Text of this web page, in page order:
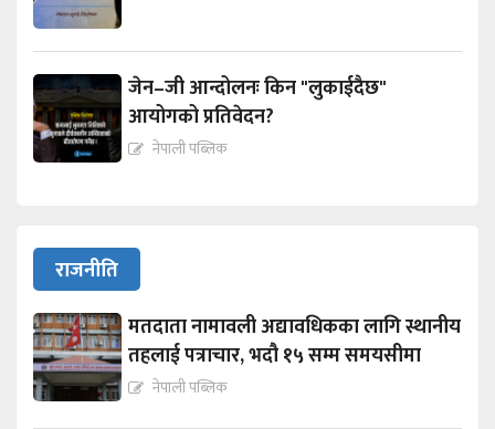
जेन–जी आन्दोलनः किन "लुकाईदैछ"
आयोगको प्रतिवेदन?
नेपाली पब्लिक
राजनीति
मतदाता नामावली अद्यावधिकका लागि स्थानीय
तहलाई पत्राचार, भदौ १५ सम्म समयसीमा
नेपाली पब्लिक